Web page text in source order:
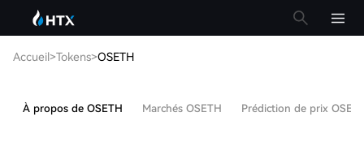
Accueil>Tokens>OSETH
À propos de OSETH Marchés OSETH Prédiction de prix